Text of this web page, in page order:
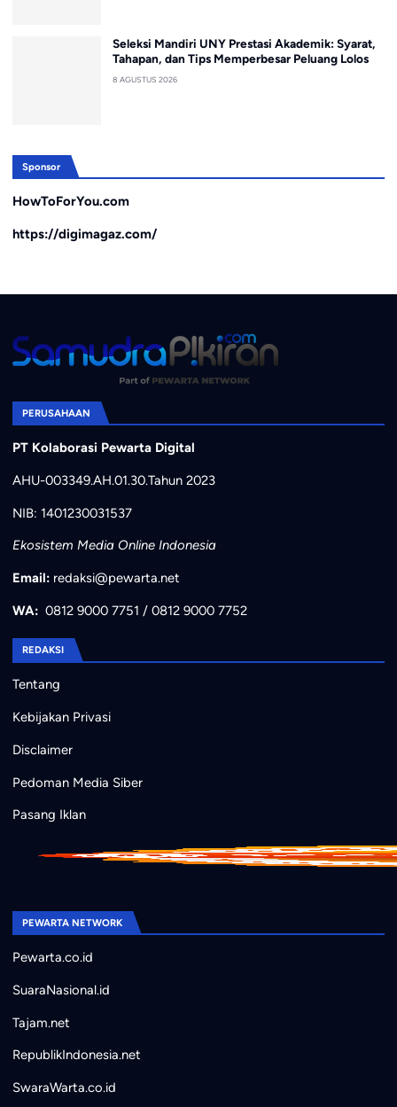
Seleksi Mandiri UNY Prestasi Akademik: Syarat,
Tahapan, dan Tips Memperbesar Peluang Lolos
8 AGUSTUS 2026
Sponsor
HowToForYou.com
https://digimagaz.com/
PERUSAHAAN
PT Kolaborasi Pewarta Digital
AHU-003349.AH.01.30.Tahun 2023
NIB: 1401230031537
Ekosistem Media Online Indonesia
Email: redaksi@pewarta.net
WA: 0812 9000 7751 / 0812 9000 7752
REDAKSI
Tentang
Kebijakan Privasi
Disclaimer
Pedoman Media Siber
Pasang Iklan
PEWARTA NETWORK
Pewarta.co.id
SuaraNasional.id
Tajam.net
RepublikIndonesia.net
SwaraWarta.co.id